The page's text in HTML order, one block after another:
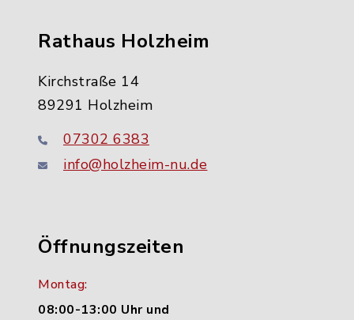
Rathaus Holzheim
Kirchstraße 14
89291 Holzheim
07302 6383
info@holzheim-nu.de
Öffnungszeiten
Montag:
08:00-13:00 Uhr und